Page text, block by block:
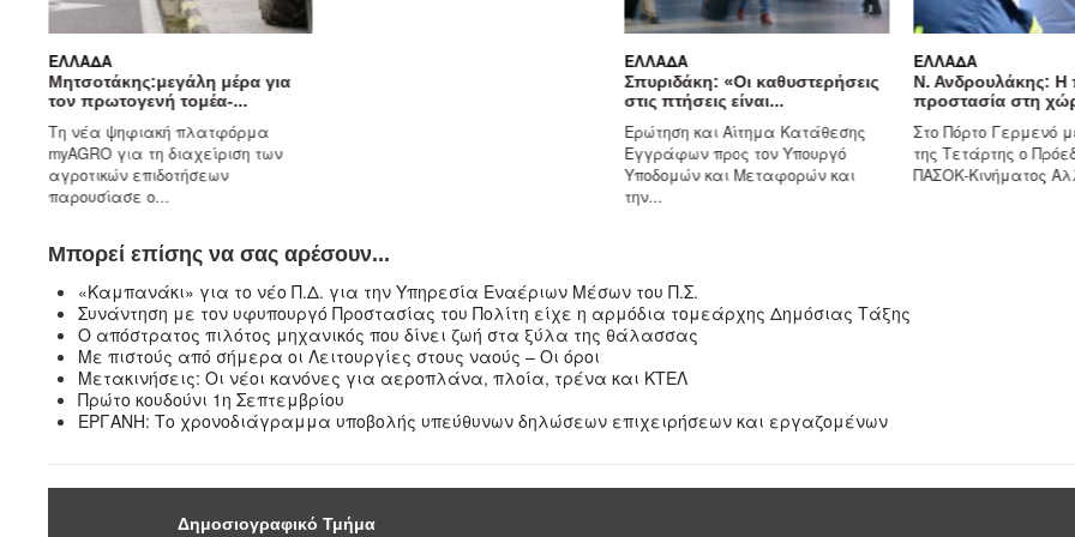
ΕΛΛΆΔΑ
Μητσοτάκης:μεγάλη μέρα για
τον πρωτογενή τομέα-...
Τη νέα ψηφιακή πλατφόρμα
myAGRO για τη διαχείριση των
αγροτικών επιδοτήσεων
παρουσίασε ο...
ΕΛΛΆΔΑ
Σπυριδάκη: «Οι καθυστερήσεις
στις πτήσεις είναι...
Ερώτηση και Αίτημα Κατάθεσης
Εγγράφων προς τον Υπουργό
Υποδομών και Μεταφορών και
την...
ΕΛΛΆΔΑ
Ν. Ανδρουλάκης: Η
προστασία στη
Στο Πόρτο Γερμενό
της Τετάρτης ο
ΠΑΣΟΚ-Κινήματος
Μπορεί επίσης να σας αρέσουν...
«Καμπανάκι» για το νέο Π.Δ. για την Υπηρεσία Εναέριων Μέσων του Π.Σ.
Συνάντηση με τον υφυπουργό Προστασίας του Πολίτη είχε η αρμόδια τομεάρχης Δημόσιας Τάξης
Ο απόστρατος πιλότος μηχανικός που δίνει ζωή στα ξύλα της θάλασσας
Με πιστούς από σήμερα οι Λειτουργίες στους ναούς – Oι όροι
Μετακινήσεις: Οι νέοι κανόνες για αεροπλάνα, πλοία, τρένα και ΚΤΕΛ
Πρώτο κουδούνι 1η Σεπτεμβρίου
ΕΡΓΑΝΗ: Το χρονοδιάγραμμα υποβολής υπεύθυνων δηλώσεων επιχειρήσεων και εργαζομένων
Δημοσιογραφικό Τμήμα